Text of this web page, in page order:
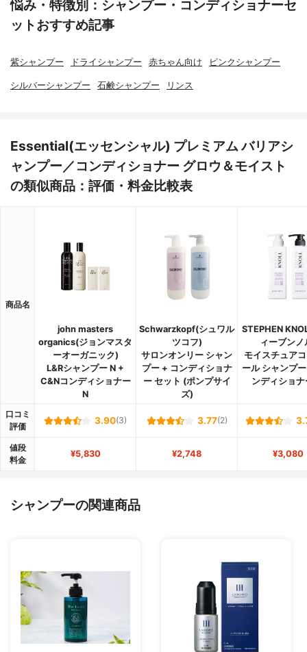
悩み・特徴別：シャンプー・コンディショナーセ
ットおすすめ記事
紫シャンプー ドライシャンプー 赤ちゃん向け ピンクシャンプー
シルバーシャンプー 石鹸シャンプー リンス
Essential(エッセンシャル) プレミアム バリアシ
ャンプー／コンディショナー グロウ＆モイスト
の類似商品：評価・料金比較表
商品名
john masters
organics(ジョンマスタ
ーオーガニック)
L&Rシャンプー N +
C&Nコンディショナー
N
Schwarzkopf(シュワル
ツコフ)
サロンオンリー シャン
プー + コンディショナ
ー セット (ポンプサイ
ズ)
STEPHEN
ィーブンノ
モイスチュア
ール シャンプ
ンディショナ
口コミ
評価
3.90(3) 3.77(2)
値段
料金
¥5,830 ¥2,748 ¥3,080
シャンプーの関連商品